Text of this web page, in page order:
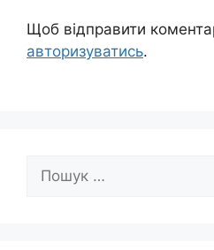
Щоб відправити
авторизуватись.
Пошук: